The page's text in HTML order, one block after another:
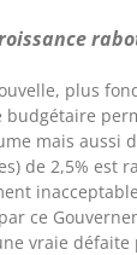
plus
budgétaire
mais aussi
de 2,5% est
ce
vraie